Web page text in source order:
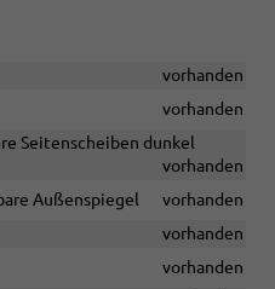
vorhanden
vorhanden
Seitenscheiben dunkel
vorhanden
Außenspiegel
vorhanden
vorhanden
vorhanden